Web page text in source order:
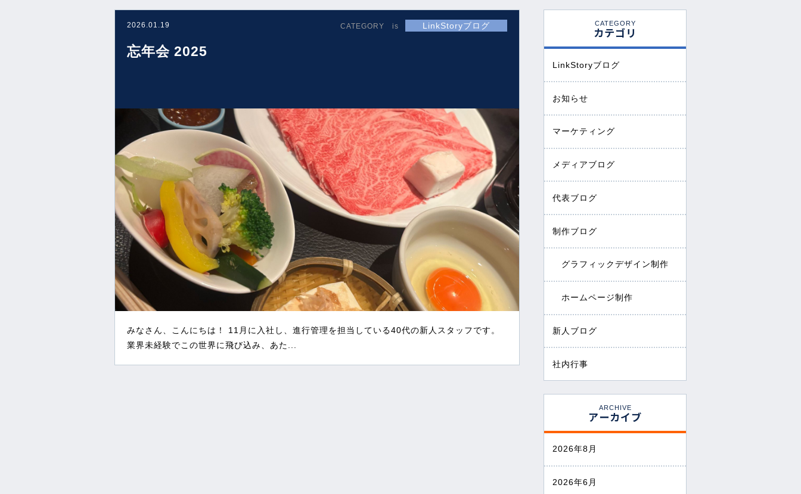
2026.01.19 CATEGORY is LinkStoryブログ
忘年会 2025
みなさん、こんにちは！ 11月に入社し、進行管理を担当している40代の新人スタッフです。
業界未経験でこの世界に飛び込み、あた...
CATEGORY
カテゴリ
LinkStoryブログ
お知らせ
マーケティング
メディアブログ
代表ブログ
制作ブログ
グラフィックデザイン制作
ホームページ制作
新人ブログ
社内行事
ARCHIVE
アーカイブ
2026年8月
2026年6月